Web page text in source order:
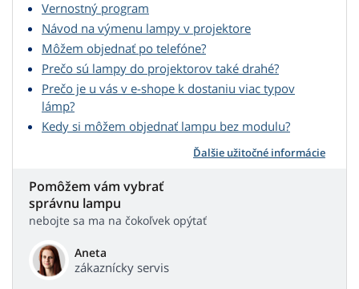
Vernostný program
Návod na výmenu lampy v projektore
Môžem objednať po telefóne?
Prečo sú lampy do projektorov také drahé?
Prečo je u vás v e-shope k dostaniu viac typov
lámp?
Kedy si môžem objednať lampu bez modulu?
Ďalšie užitočné informácie
Pomôžem vám vybrať
správnu lampu
nebojte sa ma na čokoľvek opýtať
Aneta
zákaznícky servis